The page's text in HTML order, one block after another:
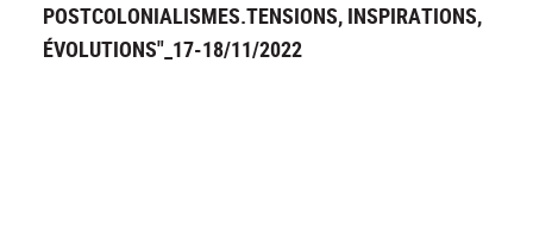
POSTCOLONIALISMES.TENSIONS, INSPIRATIONS,
ÉVOLUTIONS"_17-18/11/2022